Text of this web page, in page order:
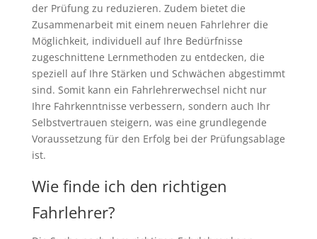
der Prüfung zu reduzieren. Zudem bietet die
Zusammenarbeit mit einem neuen Fahrlehrer die
Möglichkeit, individuell auf Ihre Bedürfnisse
zugeschnittene Lernmethoden zu entdecken, die
speziell auf Ihre Stärken und Schwächen abgestimmt
sind. Somit kann ein Fahrlehrerwechsel nicht nur
Ihre Fahrkenntnisse verbessern, sondern auch Ihr
Selbstvertrauen steigern, was eine grundlegende
Voraussetzung für den Erfolg bei der Prüfungsablage
ist.
Wie finde ich den richtigen
Fahrlehrer?